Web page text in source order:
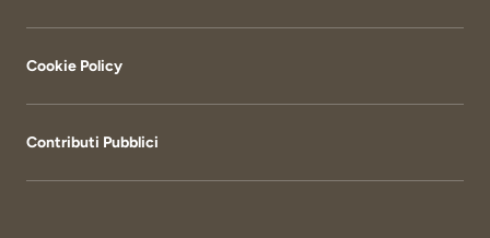
Cookie Policy
Contributi Pubblici